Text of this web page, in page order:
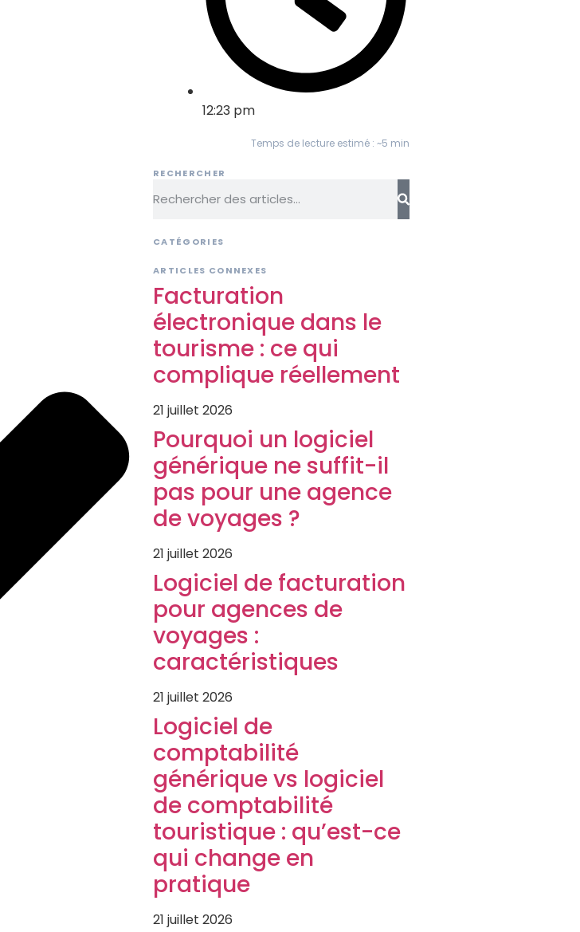
12:23 pm
Temps de lecture estimé : ~5 min
RECHERCHER
CATÉGORIES
ARTICLES CONNEXES
Facturation
électronique dans le
tourisme : ce qui
complique réellement
21 juillet 2026
Pourquoi un logiciel
générique ne suffit-il
pas pour une agence
de voyages ?
21 juillet 2026
Logiciel de facturation
pour agences de
voyages :
caractéristiques
21 juillet 2026
Logiciel de
comptabilité
générique vs logiciel
de comptabilité
touristique : qu’est-ce
qui change en
pratique
21 juillet 2026